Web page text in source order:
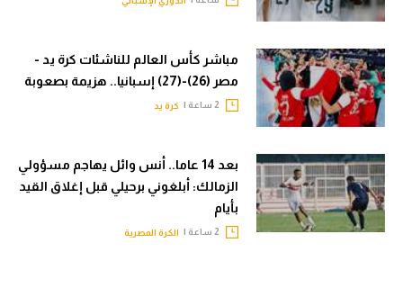
مباشر كأس العالم للناشئات كرة يد -
مصر (26)-(27) إسبانيا.. هزيمة بصعوبة
كرة يد
بعد 14 عاما.. أنس وائل يهاجم مسؤولي
الزمالك: أبلغوني برحيلي قبل إغلاق القيد
بأيام
الكرة المصرية